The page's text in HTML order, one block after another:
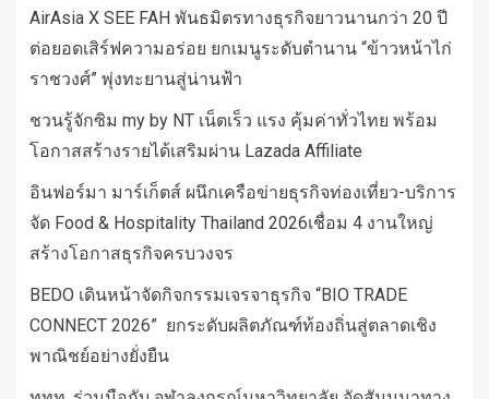
AirAsia X SEE FAH พันธมิตรทางธุรกิจยาวนานกว่า 20 ปี
ต่อยอดเสิร์ฟความอร่อย ยกเมนูระดับตำนาน “ข้าวหน้าไก่
ราชวงศ์” พุ่งทะยานสู่น่านฟ้า
ชวนรู้จักซิม my by NT เน็ตเร็ว แรง คุ้มค่าทั่วไทย พร้อม
โอกาสสร้างรายได้เสริมผ่าน Lazada Affiliate
อินฟอร์มา มาร์เก็ตส์ ผนึกเครือข่ายธุรกิจท่องเที่ยว-บริการ
จัด Food & Hospitality Thailand 2026เชื่อม 4 งานใหญ่
สร้างโอกาสธุรกิจครบวงจร
BEDO เดินหน้าจัดกิจกรรมเจรจาธุรกิจ “BIO TRADE
CONNECT 2026” ยกระดับผลิตภัณฑ์ท้องถิ่นสู่ตลาดเชิง
พาณิชย์อย่างยั่งยืน